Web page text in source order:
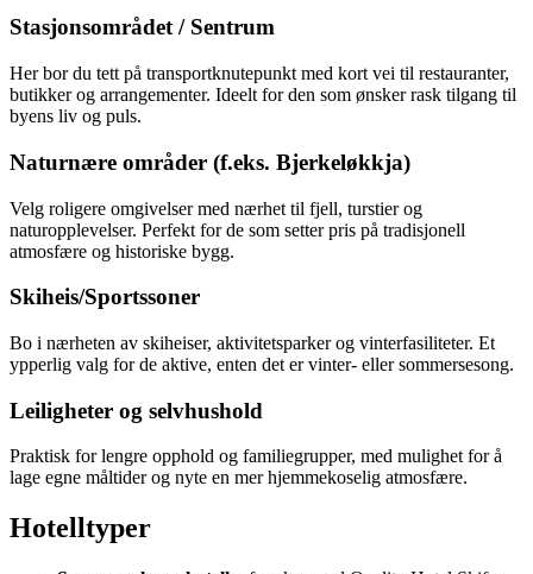
Stasjonsområdet / Sentrum
Her bor du tett på transportknutepunkt med kort vei til restauranter,
butikker og arrangementer. Ideelt for den som ønsker rask tilgang til
byens liv og puls.
Naturnære områder (f.eks. Bjerkeløkkja)
Velg roligere omgivelser med nærhet til fjell, turstier og
naturopplevelser. Perfekt for de som setter pris på tradisjonell
atmosfære og historiske bygg.
Skiheis/Sportssoner
Bo i nærheten av skiheiser, aktivitetsparker og vinterfasiliteter. Et
ypperlig valg for de aktive, enten det er vinter- eller sommersesong.
Leiligheter og selvhushold
Praktisk for lengre opphold og familiegrupper, med mulighet for å
lage egne måltider og nyte en mer hjemmekoselig atmosfære.
Hotelltyper